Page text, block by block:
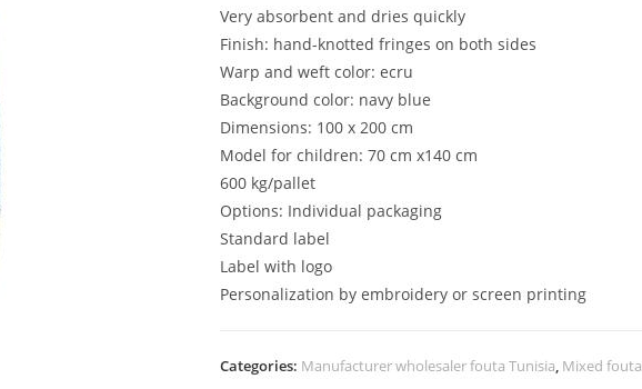
Very absorbent and dries quickly
Finish: hand-knotted fringes on both sides
Warp and weft color: ecru
Background color: navy blue
Dimensions: 100 x 200 cm
Model for children: 70 cm x140 cm
600 kg/pallet
Options: Individual packaging
Standard label
Label with logo
Personalization by embroidery or screen printing
Categories: Manufacturer wholesaler fouta Tunisia, Mixed fouta